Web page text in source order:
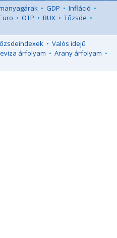
• GDP • Infláció •
• OTP • BUX • Tőzsde •
• Valós idejű
árfolyam • Arany árfolyam •